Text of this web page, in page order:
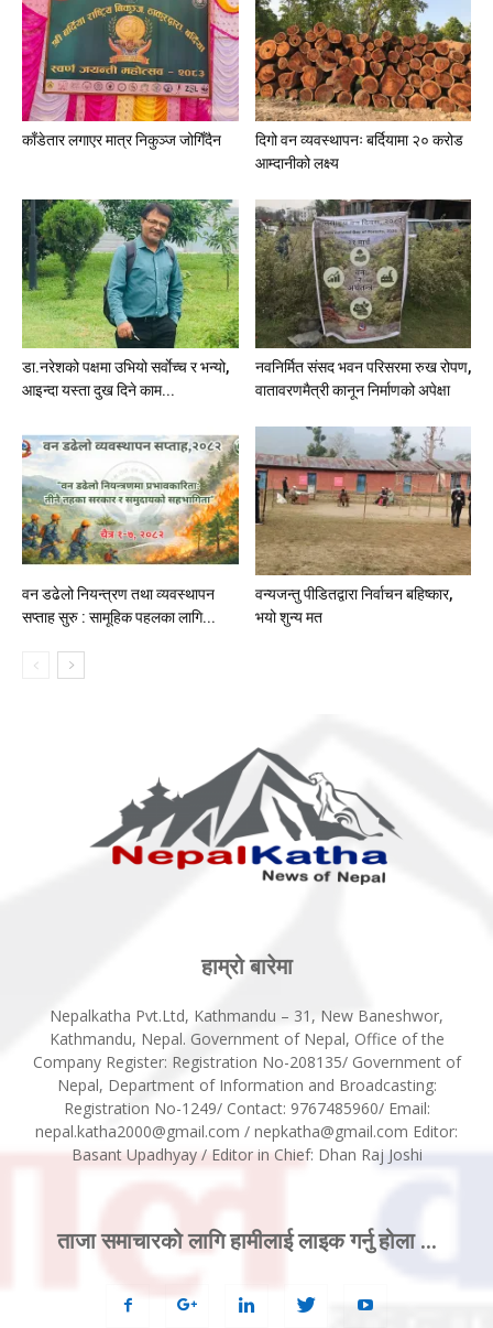
काँडेतार लगाएर मात्र निकुञ्ज जोगिँदैन
दिगो वन व्यवस्थापनः बर्दियामा २० करोड
आम्दानीको लक्ष्य
डा.नरेशको पक्षमा उभियो सर्वाेच्च र भन्यो,
आइन्दा यस्ता दुख दिने काम...
नवनिर्मित संसद भवन परिसरमा रुख रोपण,
वातावरणमैत्री कानून निर्माणको अपेक्षा
वन डढेलो नियन्त्रण तथा व्यवस्थापन
सप्ताह सुरु : सामूहिक पहलका लागि...
वन्यजन्तु पीडितद्वारा निर्वाचन बहिष्कार,
भयो शुन्य मत
हाम्रो बारेमा
Nepalkatha Pvt.Ltd, Kathmandu – 31, New Baneshwor,
Kathmandu, Nepal. Government of Nepal, Office of the
Company Register: Registration No-208135/ Government of
Nepal, Department of Information and Broadcasting:
Registration No-1249/ Contact: 9767485960/ Email:
nepal.katha2000@gmail.com / nepkatha@gmail.com Editor:
Basant Upadhyay / Editor in Chief: Dhan Raj Joshi
ताजा समाचारको लागि हामीलाई लाइक गर्नु होला ...